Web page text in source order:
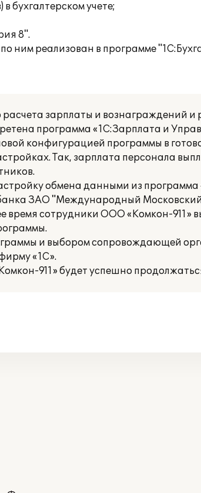
бухгалтерском учете;
8".
ним реализован в программе
расчета зарплаты и вознаграждений
программа «1С:Зарплата и
конфигурацией программы в
Так, зарплата персонала
обмена данными из
ЗАО "Международный Московский
время сотрудники ООО «Комкон-911»
и выбором сопровождающей
«1С».
911» будет успешно